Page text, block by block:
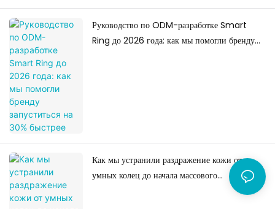
Руководство по ODM-разработке Smart
Ring до 2026 года: как мы помогли бренду
Как мы устранили раздражение кожи от
умных колец до начала массового